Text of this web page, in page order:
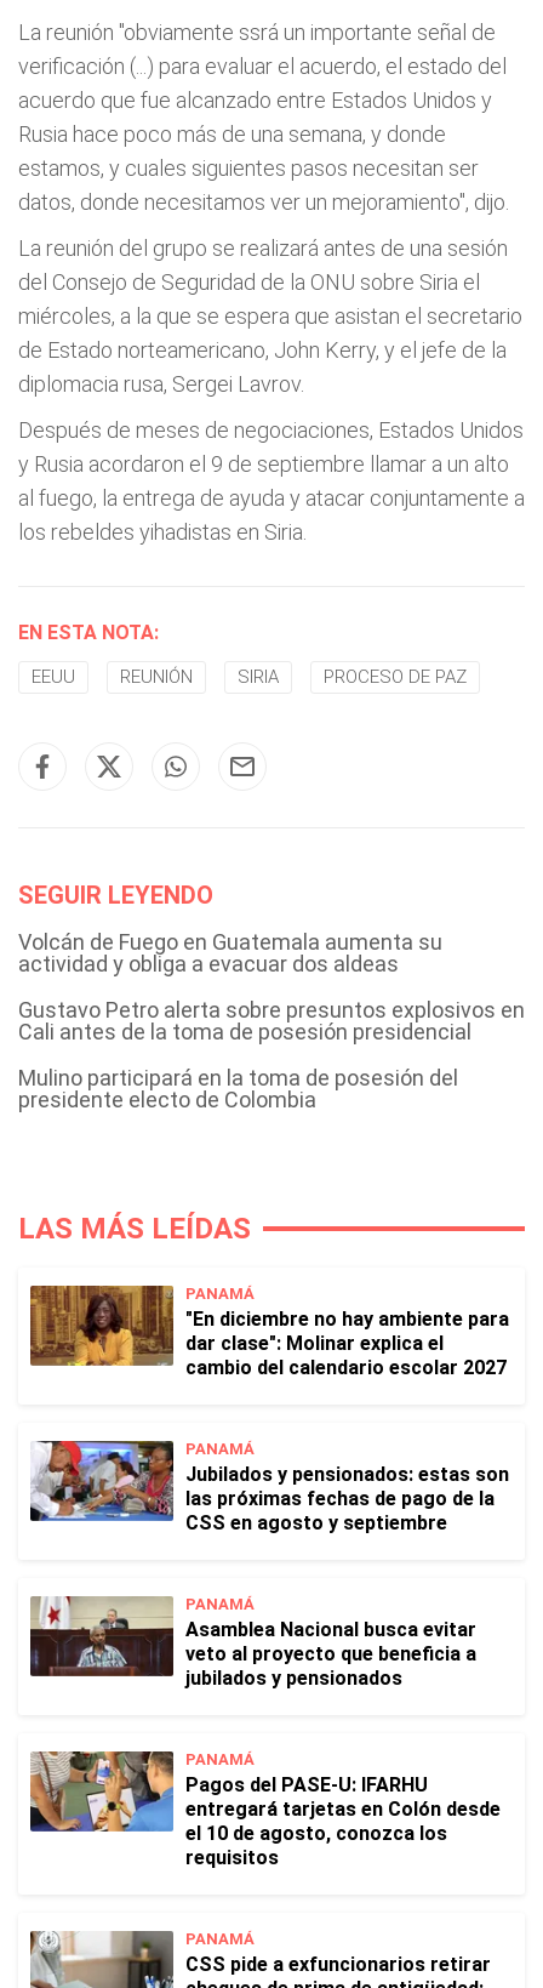
La reunión "obviamente ssrá un importante señal de
verificación (...) para evaluar el acuerdo, el estado del
acuerdo que fue alcanzado entre Estados Unidos y
Rusia hace poco más de una semana, y donde
estamos, y cuales siguientes pasos necesitan ser
datos, donde necesitamos ver un mejoramiento", dijo.
La reunión del grupo se realizará antes de una sesión
del Consejo de Seguridad de la ONU sobre Siria el
miércoles, a la que se espera que asistan el secretario
de Estado norteamericano, John Kerry, y el jefe de la
diplomacia rusa, Sergei Lavrov.
Después de meses de negociaciones, Estados Unidos
y Rusia acordaron el 9 de septiembre llamar a un alto
al fuego, la entrega de ayuda y atacar conjuntamente a
los rebeldes yihadistas en Siria.
EN ESTA NOTA:
EEUU REUNIÓN SIRIA PROCESO DE PAZ
SEGUIR LEYENDO
Volcán de Fuego en Guatemala aumenta su
actividad y obliga a evacuar dos aldeas
Gustavo Petro alerta sobre presuntos explosivos en
Cali antes de la toma de posesión presidencial
Mulino participará en la toma de posesión del
presidente electo de Colombia
LAS MÁS LEÍDAS
PANAMÁ
"En diciembre no hay ambiente para
dar clase": Molinar explica el
cambio del calendario escolar 2027
PANAMÁ
Jubilados y pensionados: estas son
las próximas fechas de pago de la
CSS en agosto y septiembre
PANAMÁ
Asamblea Nacional busca evitar
veto al proyecto que beneficia a
jubilados y pensionados
PANAMÁ
Pagos del PASE-U: IFARHU
entregará tarjetas en Colón desde
el 10 de agosto, conozca los
requisitos
PANAMÁ
CSS pide a exfuncionarios retirar